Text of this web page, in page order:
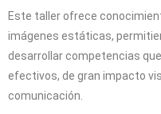
Este taller ofrece
imágenes estáticas,
desarrollar competencias
efectivos, de gran impacto
comunicación.